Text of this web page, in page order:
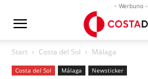
- Werbung -
Start Costa del Sol Málaga
Costa del Sol Málaga Newsticker